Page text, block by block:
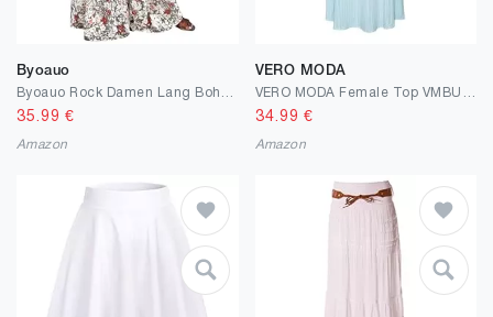
Byoauo
35.99 €
Amazon
VERO MODA
34.99 €
Amazon